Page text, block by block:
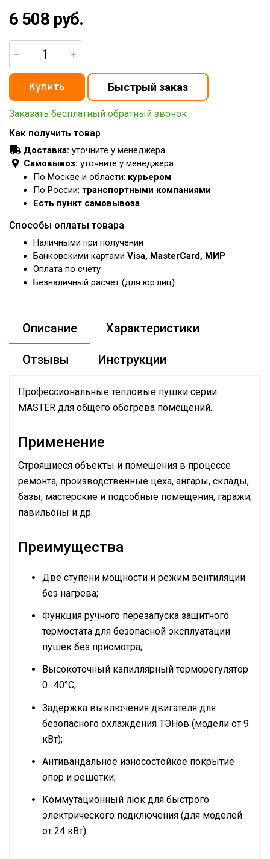
6 508 руб.
Заказать бесплатный обратный звонок
Как получить товар
Доставка: уточните у менеджера
Самовывоз: уточните у менеджера
По Москве и области: курьером
По России: транспортными компаниями
Есть пункт самовывоза
Способы оплаты товара
Наличными при получении
Банковскими картами Visa, MasterCard, МИР
Оплата по счету
Безналичный расчет (для юр.лиц)
Описание Характеристики
Отзывы Инструкции
Профессиональные тепловые пушки серии
MASTER для общего обогрева помещений.
Применение
Строящиеся объекты и помещения в процессе
ремонта, производственные цеха, ангары, склады,
базы, мастерские и подсобные помещения, гаражи,
павильоны и др.
Преимущества
Две ступени мощности и режим вентиляции
без нагрева;
Функция ручного перезапуска защитного
термостата для безопасной эксплуатации
пушек без присмотра;
Высокоточный капиллярный терморегулятор
0…40°С;
Задержка выключения двигателя для
безопасного охлаждения ТЭНов (модели от 9
кВт);
Антивандальное износостойкое покрытие
опор и решетки;
Коммутационный люк для быстрого
электрического подключения (для моделей
от 24 кВт).